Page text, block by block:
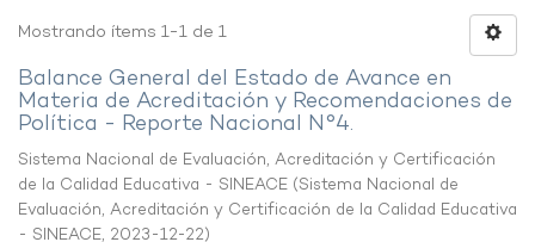
Mostrando ítems 1-1 de 1
Balance General del Estado de Avance en
Materia de Acreditación y Recomendaciones de
Política - Reporte Nacional N°4.
Sistema Nacional de Evaluación, Acreditación y Certificación
de la Calidad Educativa - SINEACE (Sistema Nacional de
Evaluación, Acreditación y Certificación de la Calidad Educativa
- SINEACE, 2023-12-22)